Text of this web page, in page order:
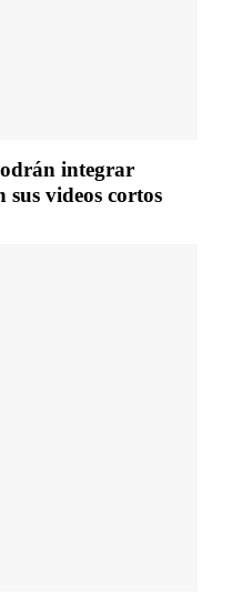
integrar
sus videos cortos